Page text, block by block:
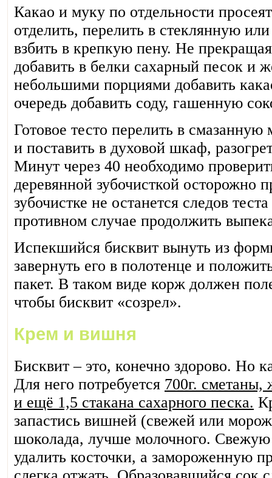
Какао и муку по отдельности
отделить, перелить в стеклянную
взбить в крепкую пену. Не
добавить в белки сахарный песок и
небольшими порциями добавить
очередь добавить соду, гашенную
Готовое тесто перелить в
и поставить в духовой шкаф,
Минут через 40 необходимо
деревянной зубочисткой осторожно
зубочистке не останется следов
противном случае продолжить
Испекшийся бисквит вынуть из
завернуть его в полотенце и
пакет. В таком виде корж должен
чтобы бисквит «созрел».
Крем и вишня
Бисквит – это, конечно здорово. Но
Для него потребуется 700г.
и ещё 1,5 стакана сахарного песка.
запастись вишней (свежей или
шоколада, лучше молочного.
удалить косточки, а замороженную